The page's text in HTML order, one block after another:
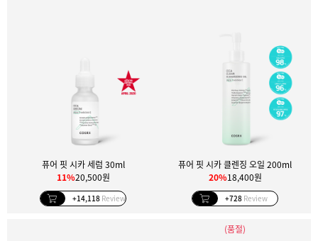
퓨어 핏 시카 세럼 30ml
11%20,500원
+14,118 Review
퓨어 핏 시카 클렌징 오일 200ml
20%18,400원
+728 Review
(품절)